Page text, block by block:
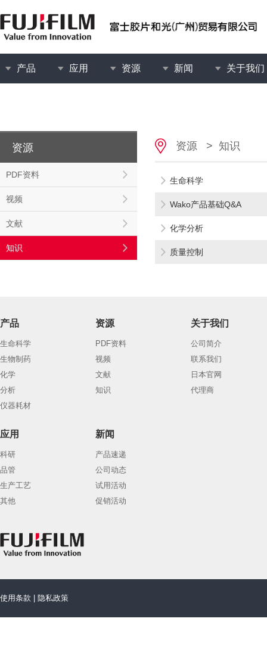
产品 应用 资源 新闻 关于我们
资源
PDF资料
视频
文献
知识
资源 > 知识
生命科学
Wako产品基础Q&A
化学分析
质量控制
产品
生命科学
生物制药
化学
分析
仪器耗材
资源
PDF资料
视频
文献
知识
关于我们
公司简介
联系我们
日本官网
代理商
应用
科研
品管
生产工艺
其他
新闻
产品速递
公司动态
试用活动
促销活动
使用条款 隐私政策